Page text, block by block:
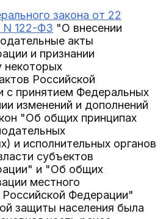
закона от 22
N 122-ФЗ "О внесении
акты
и признании
некоторых
Российской
с принятием Федеральных
изменений и дополнений
"Об общих принципах
и исполнительных органов
субъектов
и "Об общих
местного
Федерации"
защиты населения была